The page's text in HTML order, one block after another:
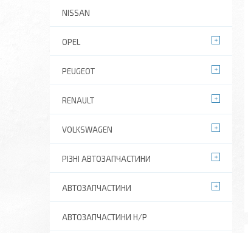
NISSAN
OPEL
PEUGEOT
RENAULT
VOLKSWAGEN
РІЗНІ АВТОЗАПЧАСТИНИ
АВТОЗАПЧАСТИНИ
АВТОЗАПЧАСТИНИ Н/Р